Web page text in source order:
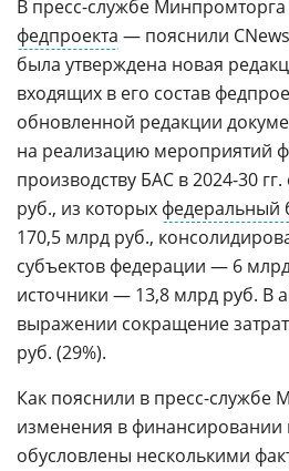
В пресс-службе
федпроекта — пояснили
была утверждена новая
входящих в его состав
обновленной редакции
на реализацию мероприятий
производству БАС в 2024-30
руб., из которых федеральный
170,5 млрд руб.,
субъектов федерации — 6
источники — 13,8 млрд руб. В
выражении сокращение
руб. (29%).
Как пояснили в пресс-службе
изменения в финансировании
обусловлены несколькими